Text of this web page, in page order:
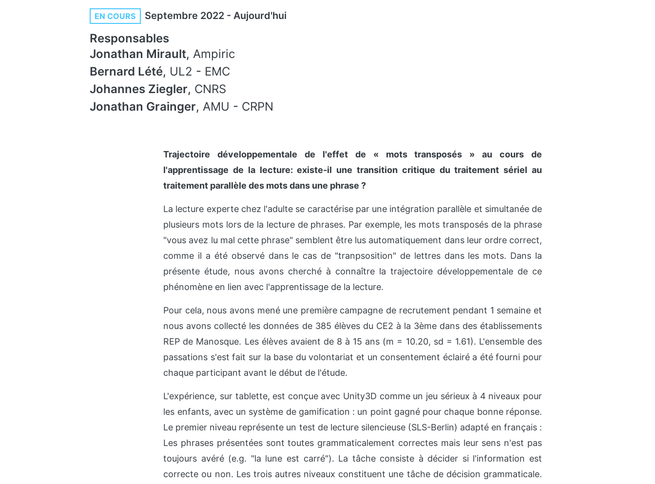
EN COURS Septembre 2022- Aujourd'hui
Responsables
Jonathan Mirault, Ampiric
Bernard Lété, UL2 - EMC
Johannes Ziegler, CNRS
Jonathan Grainger, AMU - CRPN
Trajectoire développementale de l'effet de « mots transposés » au cours de
l'apprentissage de la lecture: existe-il une transition critique du traitement sériel au
traitement parallèle des mots dans une phrase ?
La lecture experte chez l'adulte se caractérise par une intégration parallèle et simultanée de
plusieurs mots lors de la lecture de phrases. Par exemple, les mots transposés de la phrase
"vous avez lu mal cette phrase" semblent être lus automatiquement dans leur ordre correct,
comme il a été observé dans le cas de "tranpsosition" de lettres dans les mots. Dans la
présente étude, nous avons cherché à connaître la trajectoire développementale de ce
phénomène en lien avec l'apprentissage de la lecture.
Pour cela, nous avons mené une première campagne de recrutement pendant 1 semaine et
nous avons collecté les données de 385 élèves du CE2 à la 3ème dans des établissements
REP de Manosque. Les élèves avaient de 8 à 15 ans (m = 10.20, sd = 1.61). L'ensemble des
passations s'est fait sur la base du volontariat et un consentement éclairé a été fourni pour
chaque participant avant le début de l'étude.
L'expérience, sur tablette, est conçue avec Unity3D comme un jeu sérieux à 4 niveaux pour
les enfants, avec un système de gamification : un point gagné pour chaque bonne réponse.
Le premier niveau représente un test de lecture silencieuse (SLS-Berlin) adapté en français :
Les phrases présentées sont toutes grammaticalement correctes mais leur sens n'est pas
toujours avéré (e.g. "la lune est carré"). La tâche consiste à décider si l'information est
correcte ou non. Les trois autres niveaux constituent une tâche de décision grammaticale.